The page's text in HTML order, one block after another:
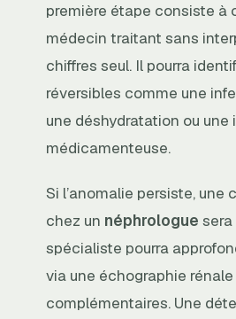
première étape consiste à
médecin traitant sans
chiffres seul. Il pourra
réversibles comme une
une déshydratation ou une
médicamenteuse.
Si l’anomalie persiste, une
chez un néphrologue sera
spécialiste pourra
via une échographie
complémentaires. Une